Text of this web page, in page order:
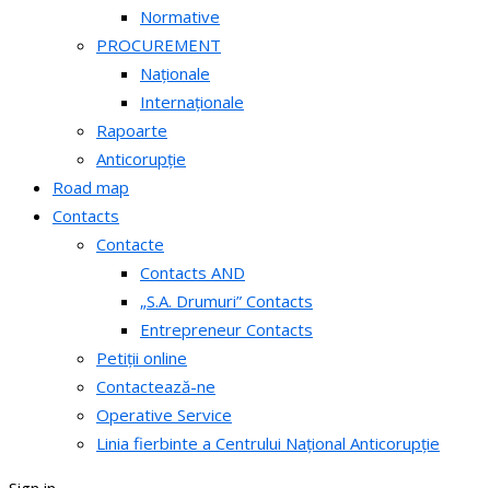
Normative
PROCUREMENT
Naționale
Internaționale
Rapoarte
Anticorupție
Road map
Contacts
Contacte
Contacts AND
„S.A. Drumuri” Contacts
Entrepreneur Contacts
Petiții online
Contactează-ne
Operative Service
Linia fierbinte a Centrului Național Anticorupție